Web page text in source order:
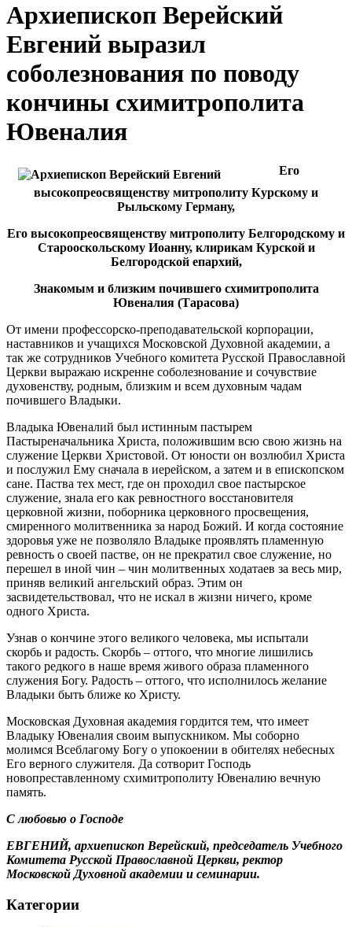
Архиепископ Верейский
Евгений выразил
соболезнования по поводу
кончины схимитрополита
Ювеналия
Его
высокопреосвященству митрополиту Курскому и
Рыльскому Герману,
Его высокопреосвященству митрополиту Белгородскому и
Старооскольскому Иоанну, клирикам Курской и
Белгородской епархий,
Знакомым и близким почившего схимитрополита
Ювеналия (Тарасова)
От имени профессорско-преподавательской корпорации,
наставников и учащихся Московской Духовной академии, а
так же сотрудников Учебного комитета Русской Православной
Церкви выражаю искренне соболезнование и сочувствие
духовенству, родным, близким и всем духовным чадам
почившего Владыки.
Владыка Ювеналий был истинным пастырем
Пастыреначальника Христа, положившим всю свою жизнь на
служение Церкви Христовой. От юности он возлюбил Христа
и послужил Ему сначала в иерейском, а затем и в епископском
сане. Паства тех мест, где он проходил свое пастырское
служение, знала его как ревностного восстановителя
церковной жизни, поборника церковного просвещения,
смиренного молитвенника за народ Божий. И когда состояние
здоровья уже не позволяло Владыке проявлять пламенную
ревность о своей пастве, он не прекратил свое служение, но
перешел в иной чин – чин молитвенных ходатаев за весь мир,
приняв великий ангельский образ. Этим он
засвидетельствовал, что не искал в жизни ничего, кроме
одного Христа.
Узнав о кончине этого великого человека, мы испытали
скорбь и радость. Скорбь – оттого, что многие лишились
такого редкого в наше время живого образа пламенного
служения Богу. Радость – оттого, что исполнилось желание
Владыки быть ближе ко Христу.
Московская Духовная академия гордится тем, что имеет
Владыку Ювеналия своим выпускником. Мы соборно
молимся Всеблагому Богу о упокоении в обителях небесных
Его верного служителя. Да сотворит Господь
новопреставленному схимитрополиту Ювеналию вечную
память.
С любовью о Господе
ЕВГЕНИЙ, архиепископ Верейский, председатель Учебного
Комитета Русской Православной Церкви, ректор
Московской Духовной академии и семинарии.
Категории